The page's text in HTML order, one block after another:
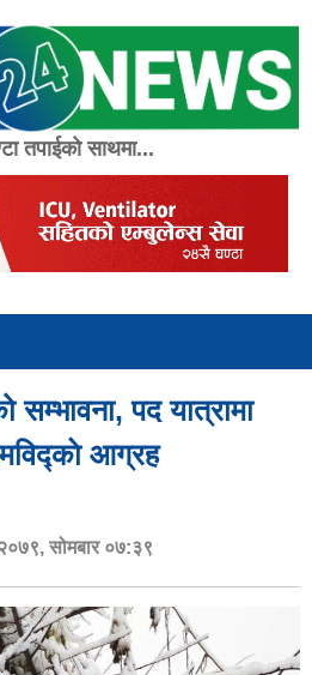
तपाईको साथमा...
सम्भावना, पद यात्रामा
आग्रह
सोमबार ०७:३९